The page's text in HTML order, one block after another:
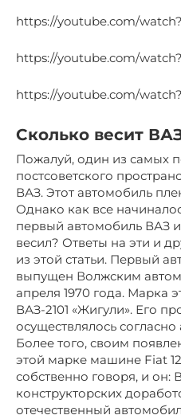
https://youtube.com/
https://youtube.com/
https://youtube.com/
Сколько весит
Пожалуй, один из самых
постсоветского
ВАЗ. Этот автомобиль
Однако как все
первый автомобиль ВАЗ
весил? Ответы на эти и
из этой статьи. Первый
выпущен Волжским
апреля 1970 года. Марка
ВАЗ-2101 «Жигули». Его
осуществлялось
Более того, своим
этой марке машине Fiat
собственно говоря, и он:
конструкторских
отечественный